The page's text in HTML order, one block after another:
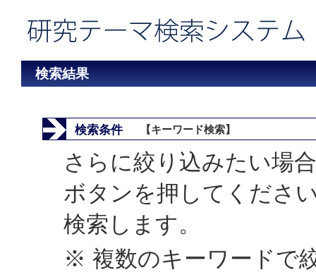
検索結果
検索条件 【キーワード検索】
さらに絞り込みたい場
ボタンを押してくださ
検索します。
※ 複数のキーワードで